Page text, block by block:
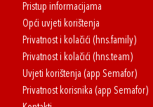
Pristup informacijama
Opći uvjeti korištenja
Privatnost i kolačići (hns.family)
Privatnost i kolačići (hns.team)
Uvjeti korištenja (app Semafor)
Privatnost korisnika (app Semafor)